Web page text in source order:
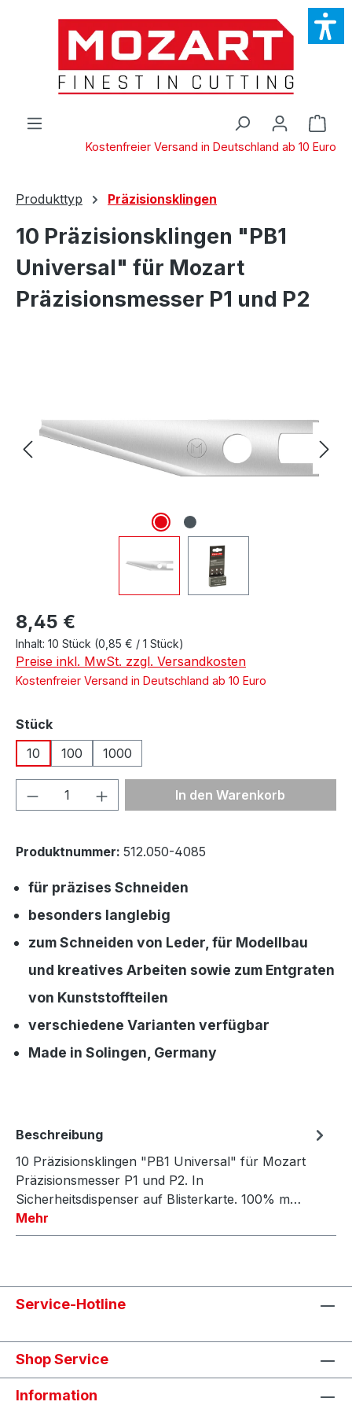
Zum Hauptinhalt springen
Kostenfreier Versand in Deutschland ab 10 Euro
Produkttyp Präzisionsklingen
10 Präzisionsklingen "PB1
Universal" für Mozart
Präzisionsmesser P1 und P2
Regulärer Preis:
8,45 €
Inhalt: 10 Stück (0,85 € / 1 Stück)
Preise inkl. MwSt. zzgl. Versandkosten
Kostenfreier Versand in Deutschland ab 10 Euro
Stückauswählen
10
100 1000
Produkt Anzahl: Gib denIn den Warenkorb
Produktnummer: 512.050-4085
für präzises Schneiden
besonders langlebig
zum Schneiden von Leder, für Modellbau
und kreatives Arbeiten sowie zum Entgraten
von Kunststoffteilen
verschiedene Varianten verfügbar
Made in Solingen, Germany
Beschreibung
10 Präzisionsklingen "PB1 Universal" für Mozart
Präzisionsmesser P1 und P2. In
Sicherheitsdispenser auf Blisterkarte. 100% m…
Mehr
Service-Hotline
Shop Service
Information